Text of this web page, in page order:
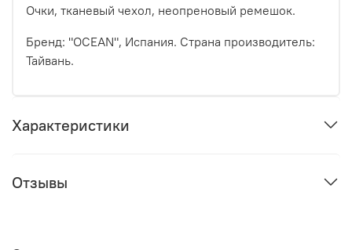
Очки, тканевый чехол, неопреновый ремешок.
Бренд: "OCEAN", Испания. Страна производитель:
Тайвань.
Характеристики
Отзывы